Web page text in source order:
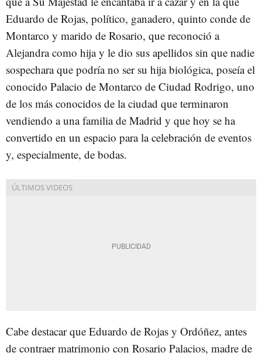
Eduardo de Rojas, político, ganadero, quinto conde de
Montarco y marido de Rosario, que reconoció a
Alejandra como hija y le dio sus apellidos sin que nadie
sospechara que podría no ser su hija biológica, poseía el
conocido Palacio de Montarco de Ciudad Rodrigo, uno
de los más conocidos de la ciudad que terminaron
vendiendo a una familia de Madrid y que hoy se ha
convertido en un espacio para la celebración de eventos
y, especialmente, de bodas.
Cabe destacar que Eduardo de Rojas y Ordóñez, antes
de contraer matrimonio con Rosario Palacios, madre de